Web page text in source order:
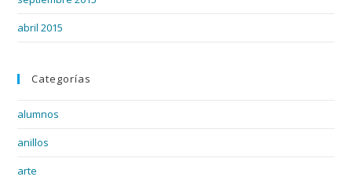
abril 2015
Categorías
alumnos
anillos
arte